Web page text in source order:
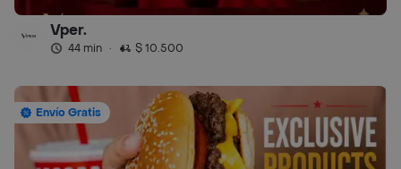
Vper.
44 min · $ 10.500
Envío Gratis